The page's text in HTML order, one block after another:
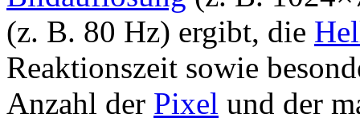
(z. B. 80 Hz) ergibt, die
Reaktionszeit sowie
Anzahl der Pixel und der